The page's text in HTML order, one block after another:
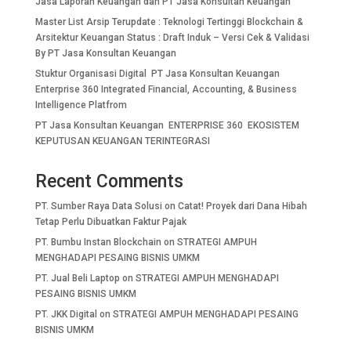
Master List Arsip Terupdate : Teknologi Tertinggi Blockchain &
Arsitektur Keuangan Status : Draft Induk – Versi Cek & Validasi
By PT Jasa Konsultan Keuangan
Stuktur Organisasi Digital PT Jasa Konsultan Keuangan
Enterprise 360 Integrated Financial, Accounting, & Business
Intelligence Platfrom
PT Jasa Konsultan Keuangan ENTERPRISE 360 EKOSISTEM
KEPUTUSAN KEUANGAN TERINTEGRASI
Recent Comments
PT. Sumber Raya Data Solusi on Catat! Proyek dari Dana Hibah
Tetap Perlu Dibuatkan Faktur Pajak
PT. Bumbu Instan Blockchain on STRATEGI AMPUH
MENGHADAPI PESAING BISNIS UMKM
PT. Jual Beli Laptop on STRATEGI AMPUH MENGHADAPI
PESAING BISNIS UMKM
PT. JKK Digital on STRATEGI AMPUH MENGHADAPI PESAING
BISNIS UMKM